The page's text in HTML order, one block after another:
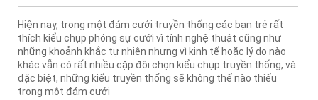
Hiện nay, trong một đám cưới truyền thống các bạn trẻ rất
thích kiểu chụp phóng sự cưới vì tính nghệ thuật cũng như
những khoảnh khắc tự nhiên nhưng vì kinh tế hoặc lý do nào
khác vẫn có rất nhiều cặp đôi chọn kiểu chụp truyền thống, và
đặc biệt, những kiểu truyền thống sẽ không thể nào thiếu
trong một đám cưới